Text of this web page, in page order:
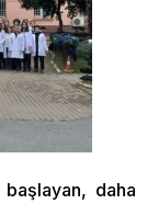
daha